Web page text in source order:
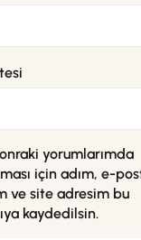
yorumlarımda
için adım, e-
ve site adresim bu
kaydedilsin.